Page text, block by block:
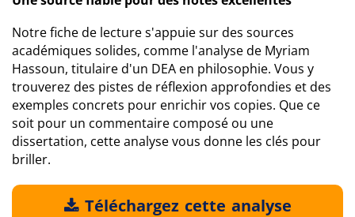
Notre fiche de lecture s'appuie sur des sources
académiques solides, comme l'analyse de Myriam
Hassoun, titulaire d'un DEA en philosophie. Vous y
trouverez des pistes de réflexion approfondies et des
exemples concrets pour enrichir vos copies. Que ce
soit pour un commentaire composé ou une
dissertation, cette analyse vous donne les clés pour
briller.
Téléchargez cette analyse